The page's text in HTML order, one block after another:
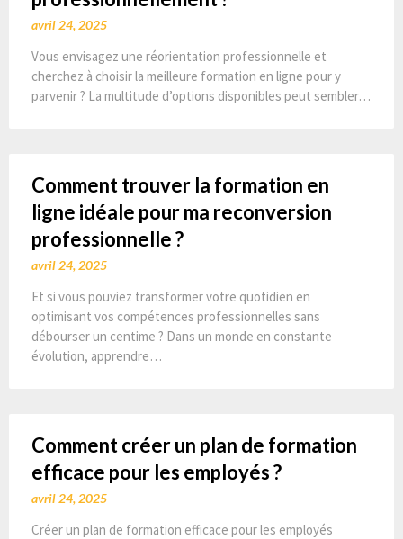
avril 24, 2025
Vous envisagez une réorientation professionnelle et
cherchez à choisir la meilleure formation en ligne pour y
parvenir ? La multitude d’options disponibles peut sembler…
Comment trouver la formation en
ligne idéale pour ma reconversion
professionnelle ?
avril 24, 2025
Et si vous pouviez transformer votre quotidien en
optimisant vos compétences professionnelles sans
débourser un centime ? Dans un monde en constante
évolution, apprendre…
Comment créer un plan de formation
efficace pour les employés ?
avril 24, 2025
Créer un plan de formation efficace pour les employés